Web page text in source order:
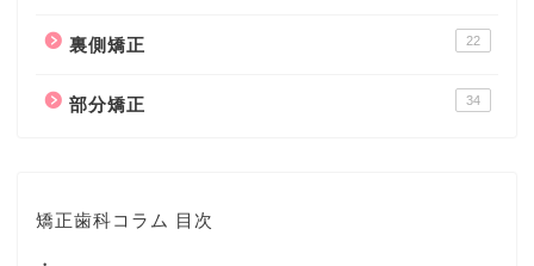
裏側矯正 22
部分矯正 34
矯正歯科コラム 目次